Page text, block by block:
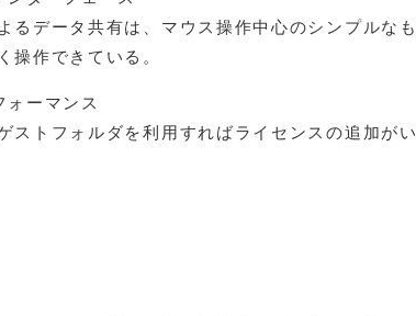
るデータ共有は、マウス操作中心のシンプルな
操作できている。
ーマンス
ストフォルダを利用すればライセンスの追加が